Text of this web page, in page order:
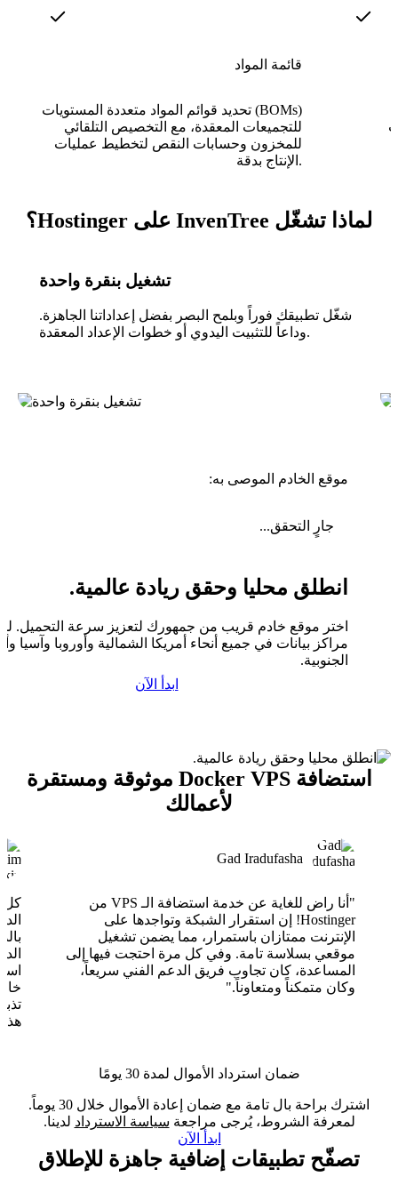
قائمة المواد
تحديد قوائم المواد متعددة المستويات (BOMs)
للتجميعات المعقدة، مع التخصيص التلقائي
للمخزون وحسابات النقص لتخطيط عمليات
الإنتاج بدقة.
لماذا تشغّل InvenTree على Hostinger؟
تشغيل بنقرة واحدة
شغّل تطبيقك فوراً وبلمح البصر بفضل إعداداتنا الجاهزة.
وداعاً للتثبيت اليدوي أو خطوات الإعداد المعقدة.
موقع الخادم الموصى به:
جارٍ التحقق...
انطلق محليا وحقق ريادة عالمية.
اختر موقع خادم قريب من جمهورك لتعزيز سرعة التحميل.
مراكز بيانات في جميع أنحاء أمريكا الشمالية وأوروبا وآسيا
الجنوبية.
ابدأ الآن
استضافة Docker VPS موثوقة ومستقرة
لأعمالك
Gad Iradufasha
"أنا راض للغاية عن خدمة استضافة الـ VPS من
Hostinger! إن استقرار الشبكة وتواجدها على
الإنترنت ممتازان باستمرار، مما يضمن تشغيل
موقعي بسلاسة تامة. وفي كل مرة احتجت فيها إلى
المساعدة، كان تجاوب فريق الدعم الفني سريعاً،
وكان متمكناً ومتعاوناً."
هذا
ضمان استرداد الأموال لمدة 30 يومًا
اشترك براحة بال تامة مع ضمان إعادة الأموال خلال 30 يوماً.
لمعرفة الشروط، يُرجى مراجعة سياسة الاسترداد لدينا.
ابدأ الآن
تصفّح تطبيقات إضافية جاهزة للإطلاق